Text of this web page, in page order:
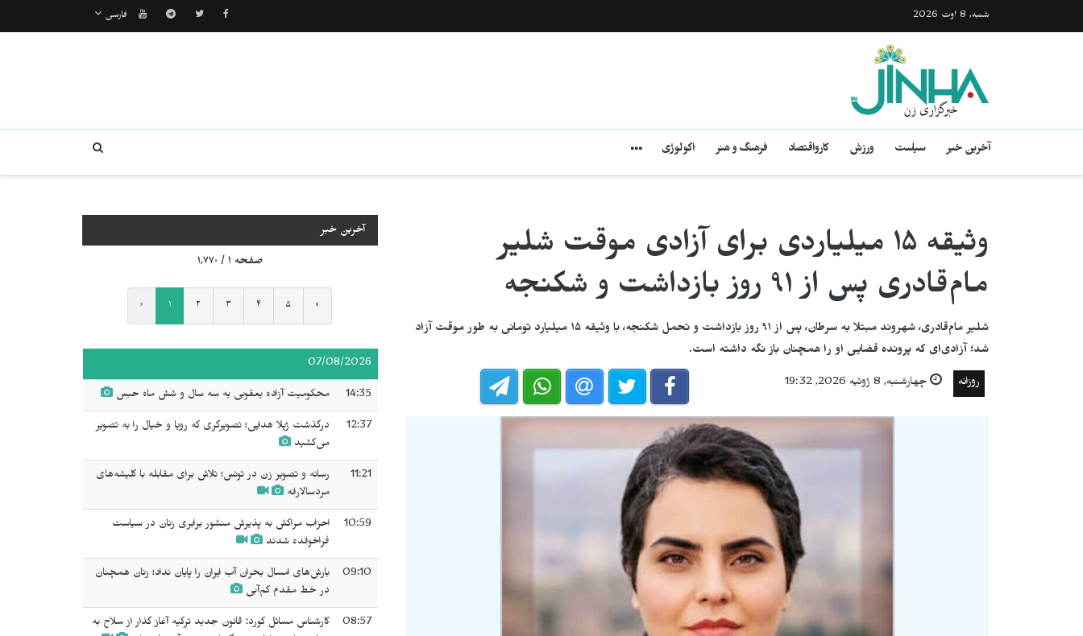
شنبه, 8 اوت 2026 فارسی
آخرین خبر سیاست ورزش کارواقتصاد فرهنگ و هنر اکولوژی
وثیقه ۱۵ میلیاردی برای آزادی موقت شلیر
مام‌قادری پس از ۹۱ روز بازداشت و شکنجه
شلیر مام‌قادری، شهروند مبتلا به سرطان، پس از ۹۱ روز بازداشت و تحمل شکنجه، با وثیقه ۱۵ میلیارد تومانی به طور موقت آزاد
شد؛ آزادی‌ای که پرونده قضایی او را همچنان باز نگه داشته است.
روزانه چهارشنبه, 8 ژوئیه 2026, 19:32
آخرین خبر
صفحه ۱ / ۱٬۷۷۰
‹ ۱ ۲ ۳ ۴ ۵ ›
07/08/2026
14:35 محکومیت آزاده یعقوبی به سه سال و شش ماه حبس
12:37
درگذشت ژیلا هدایی؛ تصویرگری که رویا و خیال را به تصویر
می‌کشید
11:21
رسانه و تصویر زن در تونس؛ تلاش برای مقابله با کلیشه‌های
مردسالارانه
10:59
احزاب مراکش به پذیرش منشور برابری زنان در سیاست
فراخوانده شدند
09:10
بارش‌های امسال بحران آب ایران را پایان نداد؛ زنان همچنان
در خط مقدم کم‌آبی
08:57
کارشناس مسائل کورد: قانون جدید ترکیه آغاز گذار از سلاح به